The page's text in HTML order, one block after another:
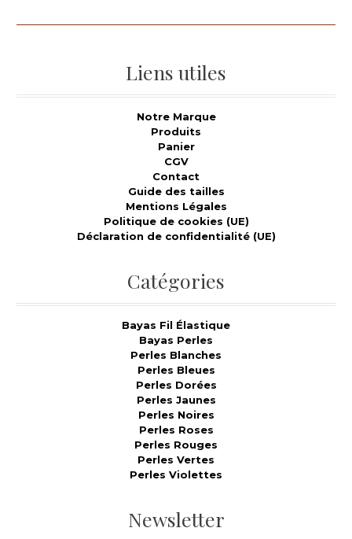
Liens utiles
Notre Marque
Produits
Panier
CGV
Contact
Guide des tailles
Mentions Légales
Politique de cookies (UE)
Déclaration de confidentialité (UE)
Catégories
Bayas Fil Élastique
Bayas Perles
Perles Blanches
Perles Bleues
Perles Dorées
Perles Jaunes
Perles Noires
Perles Roses
Perles Rouges
Perles Vertes
Perles Violettes
Newsletter